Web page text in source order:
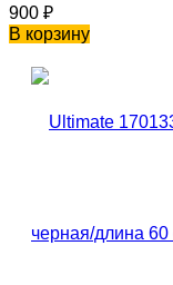
900 ₽
В корзину